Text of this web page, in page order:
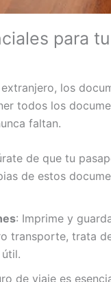
para
los
todos los
faltan.
de que tu
de estos
: Imprime y
transporte, trata
de viaje es